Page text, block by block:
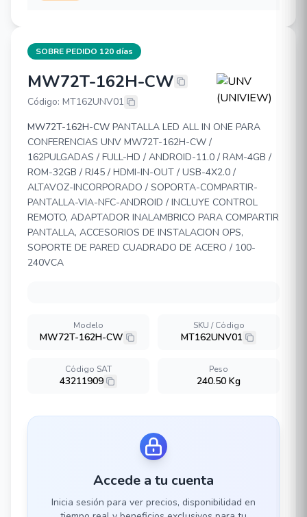
SOBRE PEDIDO 120 días
UNV (UNIVIEW) MW72T-162H-CW
MW72T-162H-CW
Código: MT162UNV01
MW72T-162H-CW PANTALLA LED ALL IN ONE PARA
CONFERENCIAS UNV MW72T-162H-CW /
162PULGADAS / FULL-HD / ANDROID-11.0 / RAM-4GB /
ROM-32GB / RJ45 / HDMI-IN-OUT / USB-4X2.0 /
ALTAVOZ-INCORPORADO / SOPORTA-COMPARTIR-
PANTALLA-VIA-NFC-ANDROID / INCLUYE CONTROL
REMOTO, ADAPTADOR INALAMBRICO PARA COMPARTIR
PANTALLA, ACCESORIOS DE INSTALACION OPS,
SOPORTE DE PARED CUADRADO DE ACERO / 100-
240VCA
Modelo
MW72T-162H-CW
SKU / Código
MT162UNV01
Código SAT
43211909
Peso
240.50 Kg
Accede a tu cuenta
Inicia sesión para ver precios, disponibilidad en